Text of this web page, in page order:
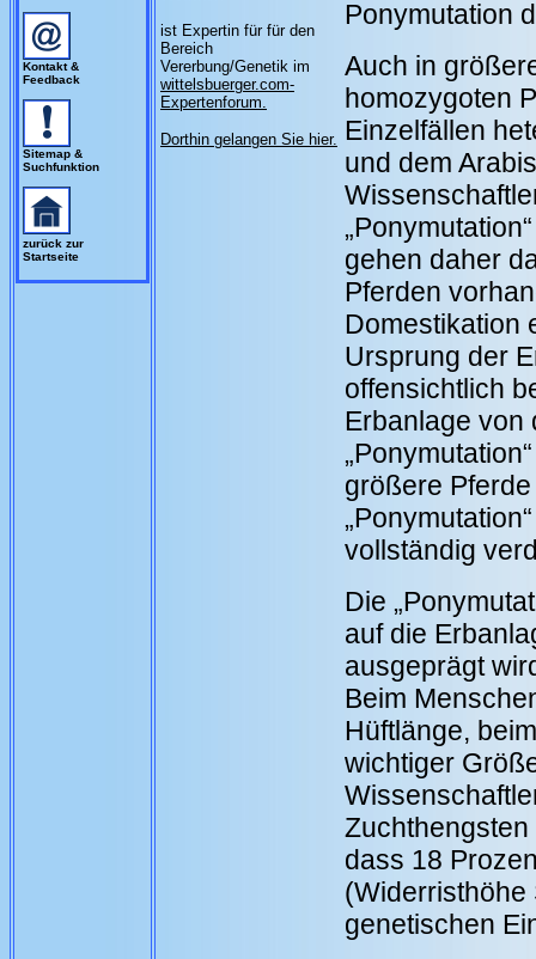
Kontakt &
Feedback
Sitemap &
Suchfunktion
zurück zur
Startseite
ist Expertin für für den
Bereich
Vererbung/Genetik im
wittelsbuerger.com-
Expertenforum.
Dorthin gelangen Sie hier.
Ponymutation
Auch in
homozygoten
Einzelfällen
und dem
gehen daher
Pferden
Domestikation
Ursprung der
offensichtlich
Erbanlage von
größere
vollständig
Die
auf die
ausgeprägt
Beim
Hüftlänge,
wichtiger
dass 18
(Widerristhöhe
genetischen